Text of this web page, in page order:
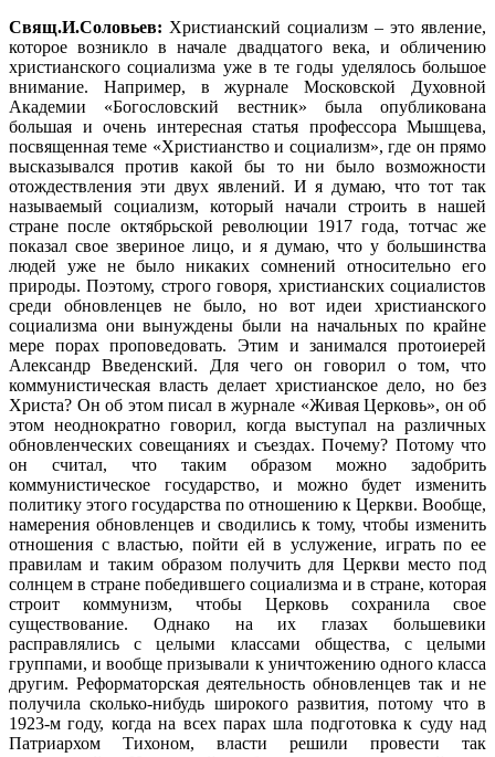
Свящ.И.Соловьев: Христианский социализм – это явление,
которое возникло в начале двадцатого века, и обличению
христианского социализма уже в те годы уделялось большое
внимание. Например, в журнале Московской Духовной
Академии «Богословский вестник» была опубликована
большая и очень интересная статья профессора Мышцева,
посвященная теме «Христианство и социализм», где он прямо
высказывался против какой бы то ни было возможности
отождествления эти двух явлений. И я думаю, что тот так
называемый социализм, который начали строить в нашей
стране после октябрьской революции 1917 года, тотчас же
показал свое звериное лицо, и я думаю, что у большинства
людей уже не было никаких сомнений относительно его
природы. Поэтому, строго говоря, христианских социалистов
среди обновленцев не было, но вот идеи христианского
социализма они вынуждены были на начальных по крайне
мере порах проповедовать. Этим и занимался протоиерей
Александр Введенский. Для чего он говорил о том, что
коммунистическая власть делает христианское дело, но без
Христа? Он об этом писал в журнале «Живая Церковь», он об
этом неоднократно говорил, когда выступал на различных
обновленческих совещаниях и съездах. Почему? Потому что
он считал, что таким образом можно задобрить
коммунистическое государство, и можно будет изменить
политику этого государства по отношению к Церкви. Вообще,
намерения обновленцев и сводились к тому, чтобы изменить
отношения с властью, пойти ей в услужение, играть по ее
правилам и таким образом получить для Церкви место под
солнцем в стране победившего социализма и в стране, которая
строит коммунизм, чтобы Церковь сохранила свое
существование. Однако на их глазах большевики
расправлялись с целыми классами общества, с целыми
группами, и вообще призывали к уничтожению одного класса
другим. Реформаторская деятельность обновленцев так и не
получила сколько-нибудь широкого развития, потому что в
1923-м году, когда на всех парах шла подготовка к суду над
Патриархом Тихоном, власти решили провести так